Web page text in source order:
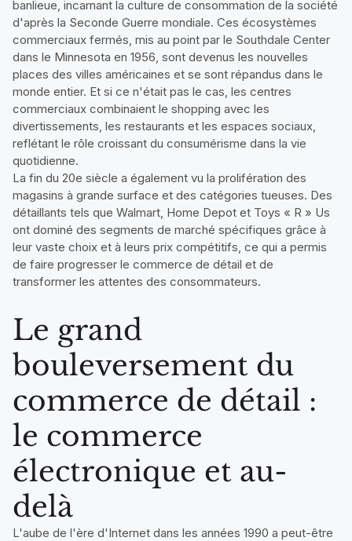
banlieue, incarnant la culture de consommation de la société
d'après la Seconde Guerre mondiale. Ces écosystèmes
commerciaux fermés, mis au point par le Southdale Center
dans le Minnesota en 1956, sont devenus les nouvelles
places des villes américaines et se sont répandus dans le
monde entier. Et si ce n'était pas le cas, les centres
commerciaux combinaient le shopping avec les
divertissements, les restaurants et les espaces sociaux,
reflétant le rôle croissant du consumérisme dans la vie
quotidienne.
La fin du 20e siècle a également vu la prolifération des
magasins à grande surface et des catégories tueuses. Des
détaillants tels que Walmart, Home Depot et Toys « R » Us
ont dominé des segments de marché spécifiques grâce à
leur vaste choix et à leurs prix compétitifs, ce qui a permis
de faire progresser le commerce de détail et de
transformer les attentes des consommateurs.
Le grand
bouleversement du
commerce de détail :
le commerce
électronique et au-
delà
L'aube de l'ère d'Internet dans les années 1990 a peut-être